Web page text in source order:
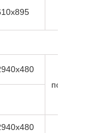
подсветка